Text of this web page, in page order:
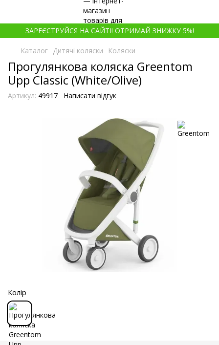
ЗАРЕЄСТРУЙСЯ НА САЙТІ! ОТРИМАЙ ЗНИЖКУ 5%!
Каталог Дитячі коляски Коляски
Прогулянкова коляска Greentom
Upp Classic (White/Olive)
Артикул: 49917 Написати відгук
Колір